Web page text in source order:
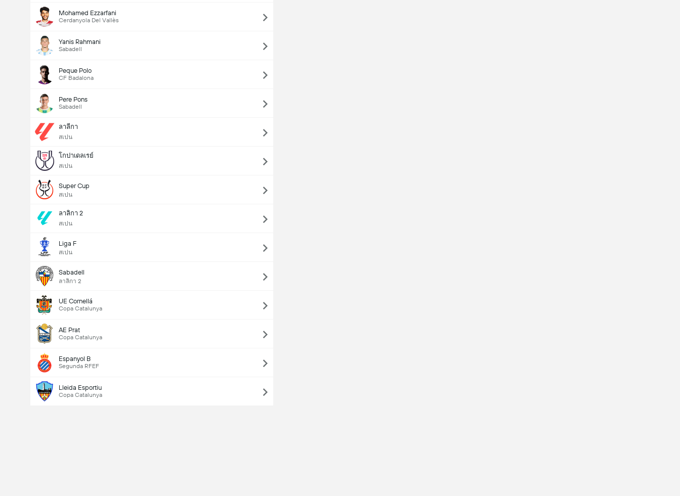
Mohamed Ezzarfani
Cerdanyola Del Vallès
Yanis Rahmani
Sabadell
Peque Polo
CF Badalona
Pere Pons
Sabadell
ลาลีกา
สเปน
โกปาเดลเรย์
สเปน
Super Cup
สเปน
ลาลิกา 2
สเปน
Liga F
สเปน
Sabadell
ลาลิกา 2
UE Cornellá
Copa Catalunya
AE Prat
Copa Catalunya
Espanyol B
Segunda RFEF
Lleida Esportiu
Copa Catalunya